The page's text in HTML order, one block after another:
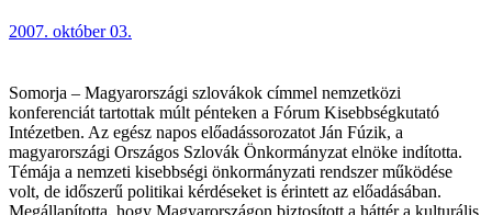
2007. október 03.
Somorja – Magyarországi szlovákok címmel nemzetközi
konferenciát tartottak múlt pénteken a Fórum Kisebbségkutató
Intézetben. Az egész napos előadássorozatot Ján Fúzik, a
magyarországi Országos Szlovák Önkormányzat elnöke indította.
Témája a nemzeti kisebbségi önkormányzati rendszer működése
volt, de időszerű politikai kérdéseket is érintett az előadásában.